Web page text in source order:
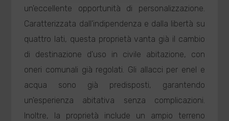
un'eccellente opportunità di personalizzazione.
Caratterizzata dall'indipendenza e dalla libertà su
quattro lati, questa proprietà vanta già il cambio
di destinazione d'uso in civile abitazione, con
oneri comunali già regolati. Gli allacci per enel e
acqua sono già predisposti, garantendo
un'esperienza abitativa senza complicazioni.
Inoltre, la proprietà include un ampio terreno